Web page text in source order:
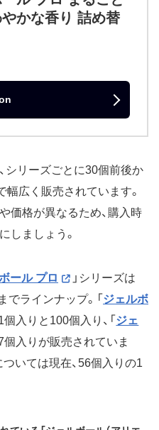
かな香り 詰め替
シリーズごとに30個前後か
広く販売されています。
価格が異なるため、購入時
しましょう。
ール プロ
」シリーズは
ラインナップ。「 ジェルボ
個入りと100個入り、「 ジェ
個入りが販売されていま
ついては現在、56個入りの1